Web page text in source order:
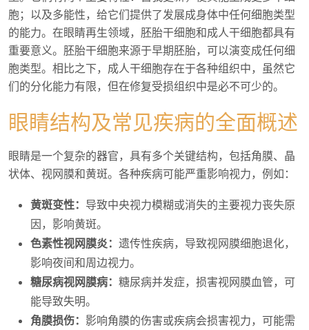
胞；以及多能性，给它们提供了发展成身体中任何细胞类型
的能力。在眼睛再生领域，胚胎干细胞和成人干细胞都具有
重要意义。胚胎干细胞来源于早期胚胎，可以演变成任何细
胞类型。相比之下，成人干细胞存在于各种组织中，虽然它
们的分化能力有限，但在修复受损组织中是必不可少的。
眼睛结构及常见疾病的全面概述
眼睛是一个复杂的器官，具有多个关键结构，包括角膜、晶
状体、视网膜和黄斑。各种疾病可能严重影响视力，例如：
黄斑变性： 导致中央视力模糊或消失的主要视力丧失原
因，影响黄斑。
色素性视网膜炎： 遗传性疾病，导致视网膜细胞退化，
影响夜间和周边视力。
糖尿病视网膜病： 糖尿病并发症，损害视网膜血管，可
能导致失明。
角膜损伤： 影响角膜的伤害或疾病会损害视力，可能需